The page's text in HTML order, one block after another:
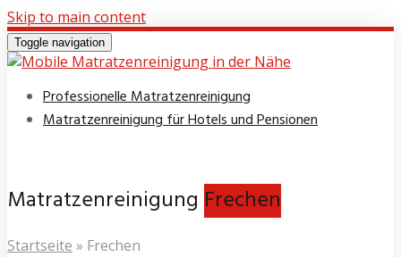
Skip to main content
Toggle navigation
Professionelle Matratzenreinigung
Matratzenreinigung für Hotels und Pensionen
Matratzenreinigung Frechen
Startseite » Frechen